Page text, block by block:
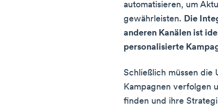
automatisieren, um
gewährleisten. Die
anderen Kanälen ist
personalisierte
Schließlich müssen die
Kampagnen verfolgen
finden und ihre